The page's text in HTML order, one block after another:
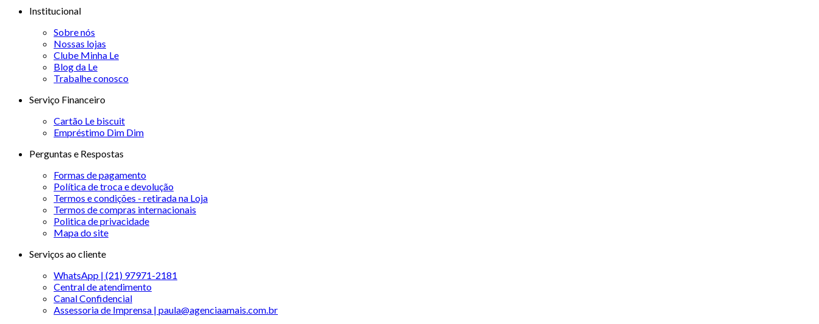
Institucional
Sobre nós
Nossas lojas
Clube Minha Le
Blog da Le
Trabalhe conosco
Serviço Financeiro
Cartão Le biscuit
Empréstimo Dim Dim
Perguntas e Respostas
Formas de pagamento
Política de troca e devolução
Termos e condições - retirada na Loja
Termos de compras internacionais
Politica de privacidade
Mapa do site
Serviços ao cliente
WhatsApp | (21) 97971-2181
Central de atendimento
Canal Confidencial
Assessoria de Imprensa | paula@agenciaamais.com.br